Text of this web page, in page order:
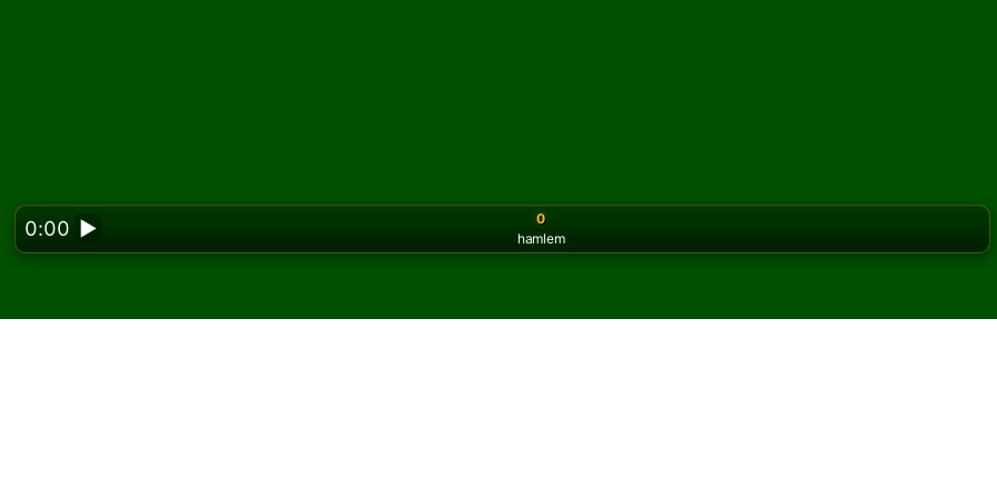
0:00 ▶
0
hamlem